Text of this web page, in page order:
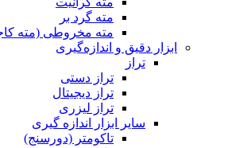
مته گرد بر
مته مخروطی (مته
ابزار دقیق و اندازه‌گیری
تراز
تراز دستی
تراز دیجیتال
تراز لیزری
سایر ابزار اندازه گیری
تاکومتر (دورسنج)